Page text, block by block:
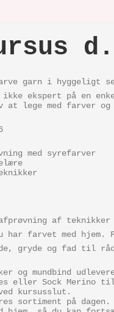
garn i hyggeligt
ikke ekspert på en
lege med farver og
med syrefarver
afprøvning af
farvet med hjem.
gryde og fad til
og mundbind
eller Sock Merino
kursusslut.
sortiment på dagen.